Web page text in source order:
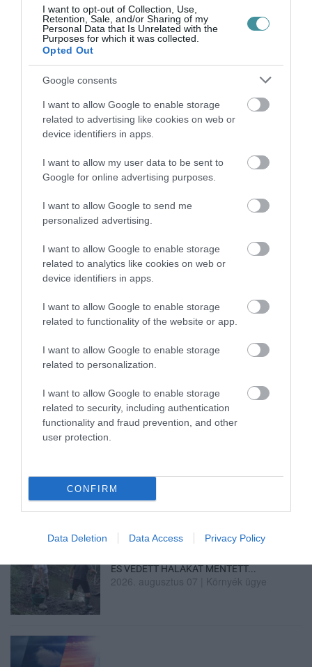
I want to opt-out of Collection, Use,
Retention, Sale, and/or Sharing of my
Personal Data that Is Unrelated with the
Purposes for which it was collected.
Opted Out
Google consents
I want to allow Google to enable storage
related to advertising like cookies on web or
device identifiers in apps.
I want to allow my user data to be sent to
Google for online advertising purposes.
I want to allow Google to send me
personalized advertising.
I want to allow Google to enable storage
related to analytics like cookies on web or
device identifiers in apps.
I want to allow Google to enable storage
related to functionality of the website or app.
I want to allow Google to enable storage
related to personalization.
I want to allow Google to enable storage
related to security, including authentication
functionality and fraud prevention, and other
user protection.
CONFIRM
Data Deletion Data Access Privacy Policy
TELJESEN ÚJRAINDUL A P...
2026. augusztus 07 Mindenki ügye
TANULJ NÉMETÜL OTTHONRÓL: A
2026. augusztus 07|Promóció
ÚJRAINDULNAK A KORÁBBAN
2026. augusztus 07|Eger ügye
INFLÁCIÓ MAGYARORSZÁGON
2026. augusztus 07 Mindenki ügye
ÉS VÉDETT HALAKAT MENTETT...
2026. augusztus 07 Környék ügye